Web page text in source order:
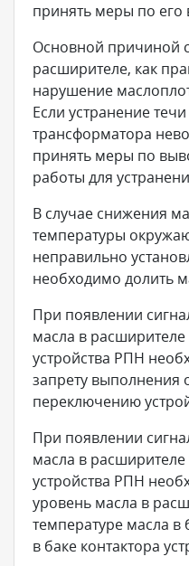
принять меры по его
Основной причиной
расширителе, как
нарушение
Если устранение
трансформатора
принять меры по
работы для
В случае снижения
температуры
неправильно
необходимо долить
При появлении
масла в расширителе
устройства РПН
запрету выполнения
переключению
При появлении
масла в
устройства РПН
уровень масла в
температуре масла в
в баке контактора